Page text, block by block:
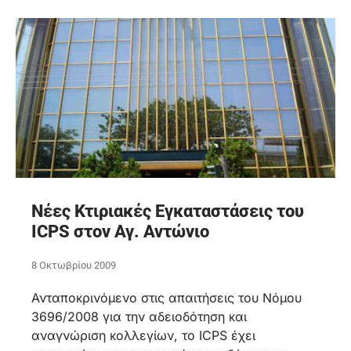
Νέες Κτιριακές Εγκαταστάσεις του
ICPS στον Αγ. Αντώνιο
8 Οκτωβρίου 2009
Ανταποκρινόμενο στις απαιτήσεις του Νόμου
3696/2008 για την αδειοδότηση και
αναγνώριση κολλεγίων, το ICPS έχει